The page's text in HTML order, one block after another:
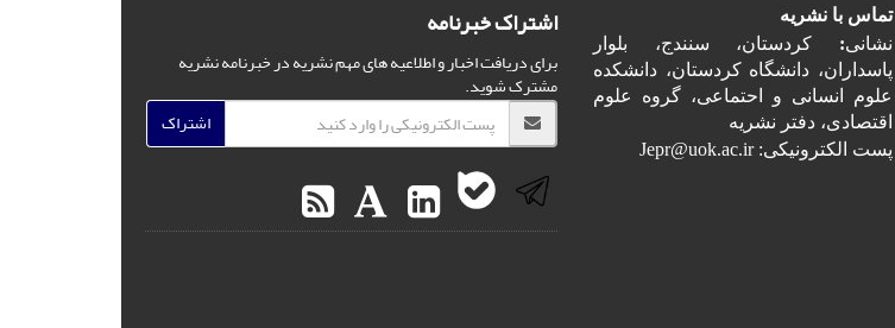
تماس با نشریه
نشانی: کردستان، سنندج، بلوار
پاسداران، دانشگاه کردستان، دانشکده
علوم انسانی و احتماعی، گروه علوم
اقتصادی، دفتر نشریه
پست الکترونیکی: Jepr@uok.ac.ir
اشتراک خبرنامه
برای دریافت اخبار و اطلاعیه های مهم نشریه در خبرنامه نشریه
مشترک شوید.
اشتراک